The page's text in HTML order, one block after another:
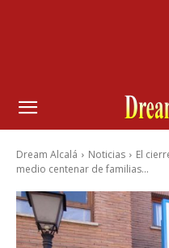
Dream Alcalá Noticias
El
medio centenar de familias...